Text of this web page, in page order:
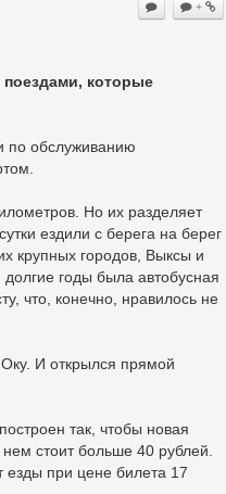
+
которые
по обслуживанию
Но их разделяет
ездили с берега на берег
крупных городов, Выксы и
годы была автобусная
что, конечно, нравилось не
И открылся прямой
так, чтобы новая
стоит больше 40 рублей.
езды при цене билета 17